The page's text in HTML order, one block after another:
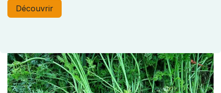
Découvrir